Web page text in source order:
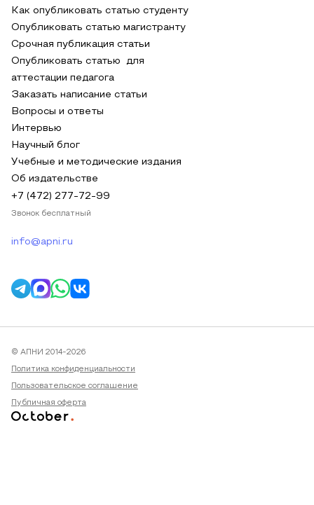
Как опубликовать статью студенту
Опубликовать статью магистранту
Срочная публикация статьи
Опубликовать статью для
аттестации педагога
Заказать написание статьи
Вопросы и ответы
Интервью
Научный блог
Учебные и методические издания
Об издательстве
+7 (472) 277-72-99
Звонок бесплатный
info@apni.ru
© АПНИ 2014-2026
Политика конфиденциальности
Пользовательское соглашение
Публичная оферта